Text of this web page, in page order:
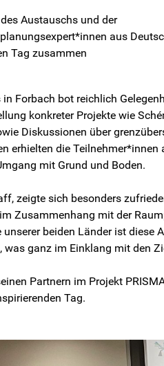
Austauschs und der
aus
Tag zusammen
in Forbach bot reichlich
konkreter Projekte wie
Diskussionen über
erhielten die
mit Grund und Boden.
zeigte sich besonders
Zusammenhang mit der
beiden Länder ist
ganz im Einklang mit den
Partnern im Projekt
Tag.